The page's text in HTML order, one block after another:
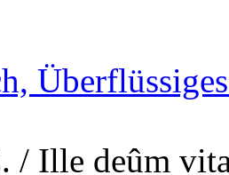
/ Ille deûm